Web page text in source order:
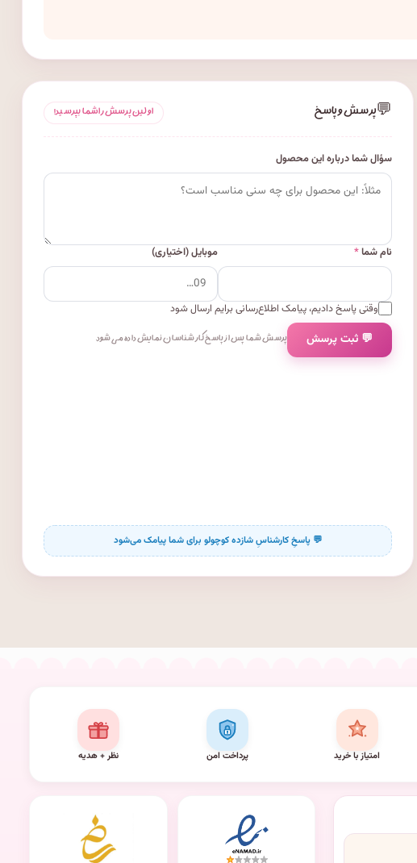
💬پرسش و پاسخ اولین پرسش را شما بپرسید!
سؤال شما درباره این محصول
نام شما* موبایل (اختیاری)
وقتی پاسخ دادیم، پیامک اطلاع‌رسانی برایم ارسال شود
💬 ثبت پرسش پرسش شما پس از پاسخ کارشناسان نمایش داده می‌شود.
امتیاز با خرید پرداخت امن نظر + هدیه